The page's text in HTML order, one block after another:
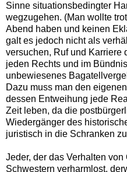
Sinne situationsbedingter
wegzugehen. (Man wollte
Abend haben und keinen
galt es jedoch nicht als
versuchen, Ruf und Karriere
jeden Rechts und im
unbewiesenes
Dazu muss man den
dessen Entweihung jede
Zeit leben, da die
Wiedergänger des
juristisch in die Schranken
Jeder, der das Verhalten
Schwestern verharmlost,